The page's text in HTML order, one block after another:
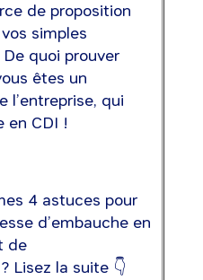
de proposition
simples
quoi prouver
êtes un
l’entreprise, qui
en CDI !
4 astuces pour
d’embauche en
de
Lisez la suite 👇